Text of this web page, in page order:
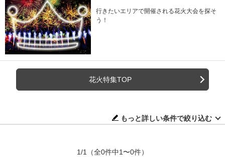
行きたいエリアで開催される花火大会を探そ
う！
花火特集TOP
もっと詳しい条件で絞り込む
1/1 （全0件中1〜0件）